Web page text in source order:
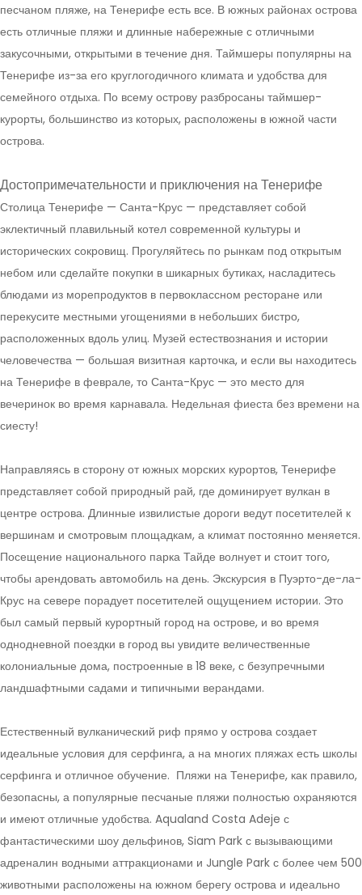
песчаном пляже, на Тенерифе есть все. В южных районах острова
есть отличные пляжи и длинные набережные с отличными
закусочными, открытыми в течение дня. Таймшеры популярны на
Тенерифе из-за его круглогодичного климата и удобства для
семейного отдыха. По всему острову разбросаны таймшер-
курорты, большинство из которых, расположены в южной части
острова.
Достопримечательности и приключения на Тенерифе
Столица Тенерифе — Санта-Крус — представляет собой
эклектичный плавильный котел современной культуры и
исторических сокровищ. Прогуляйтесь по рынкам под открытым
небом или сделайте покупки в шикарных бутиках, насладитесь
блюдами из морепродуктов в первоклассном ресторане или
перекусите местными угощениями в небольших бистро,
расположенных вдоль улиц. Музей естествознания и истории
человечества — большая визитная карточка, и если вы находитесь
на Тенерифе в феврале, то Санта-Крус — это место для
вечеринок во время карнавала. Недельная фиеста без времени на
сиесту!
Направляясь в сторону от южных морских курортов, Тенерифе
представляет собой природный рай, где доминирует вулкан в
центре острова. Длинные извилистые дороги ведут посетителей к
вершинам и смотровым площадкам, а климат постоянно меняется.
Посещение национального парка Тайде волнует и стоит того,
чтобы арендовать автомобиль на день. Экскурсия в Пуэрто-де-ла-
Крус на севере порадует посетителей ощущением истории. Это
был самый первый курортный город на острове, и во время
однодневной поездки в город вы увидите величественные
колониальные дома, построенные в 18 веке, с безупречными
ландшафтными садами и типичными верандами.
Естественный вулканический риф прямо у острова создает
идеальные условия для серфинга, а на многих пляжах есть школы
серфинга и отличное обучение. Пляжи на Тенерифе, как правило,
безопасны, а популярные песчаные пляжи полностью охраняются
и имеют отличные удобства. Aqualand Costa Adeje с
фантастическими шоу дельфинов, Siam Park с вызывающими
адреналин водными аттракционами и Jungle Park с более чем 500
животными расположены на южном берегу острова и идеально